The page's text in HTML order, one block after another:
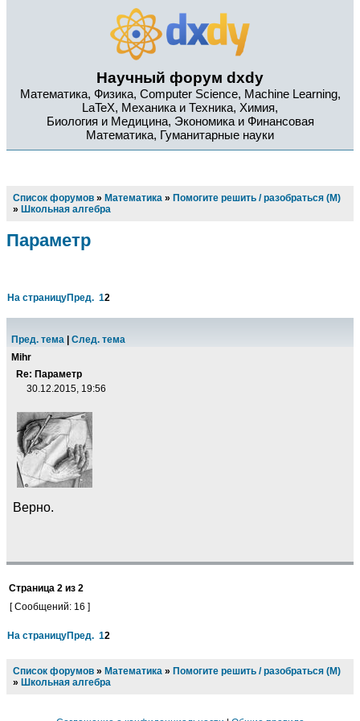
Научный форум dxdy
Математика, Физика, Computer Science, Machine Learning,
LaTeX, Механика и Техника, Химия,
Биология и Медицина, Экономика и Финансовая
Математика, Гуманитарные науки
Список форумов » Математика » Помогите решить / разобраться (М)
» Школьная алгебра
Параметр
На страницуПред. 12
Пред. тема
След. тема
Mihr
Re: Параметр
30.12.2015, 19:56
Верно.
Страница 2 из 2
[ Сообщений: 16 ]
На страницуПред. 12
Список форумов » Математика » Помогите решить / разобраться (М)
» Школьная алгебра